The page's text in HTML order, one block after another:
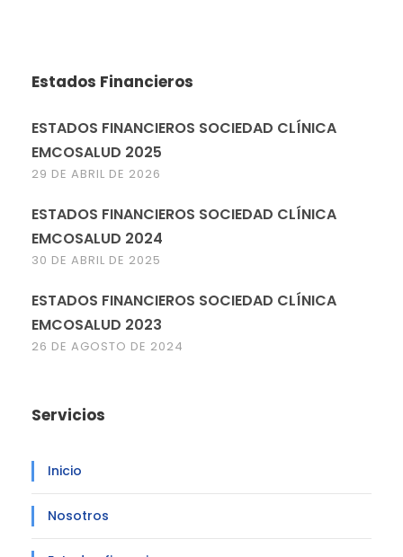
Estados Financieros
ESTADOS FINANCIEROS SOCIEDAD CLÍNICA
EMCOSALUD 2025
29 DE ABRIL DE 2026
ESTADOS FINANCIEROS SOCIEDAD CLÍNICA
EMCOSALUD 2024
30 DE ABRIL DE 2025
ESTADOS FINANCIEROS SOCIEDAD CLÍNICA
EMCOSALUD 2023
26 DE AGOSTO DE 2024
Servicios
Inicio
Nosotros